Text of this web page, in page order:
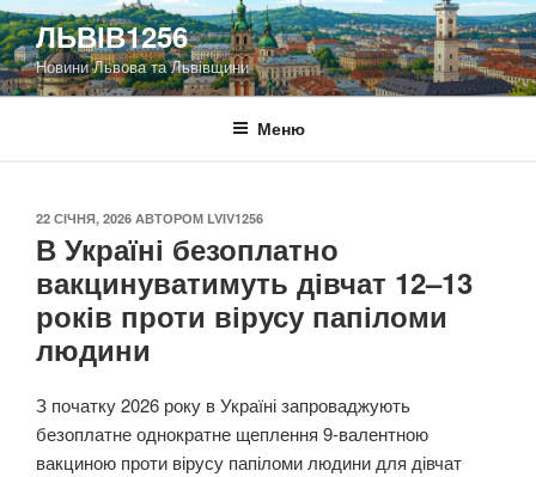
Перейти
до
вмісту
ЛЬВІВ1256
Новини Львова та Львівщини
Меню
ОПУБЛІКОВАНО
22 СІЧНЯ, 2026 АВТОРОМ LVIV1256
В Україні безоплатно
вакцинуватимуть дівчат 12–13
років проти вірусу папіломи
людини
З початку 2026 року в Україні запроваджують
безоплатне однократне щеплення 9-валентною
вакциною проти вірусу папіломи людини для дівчат